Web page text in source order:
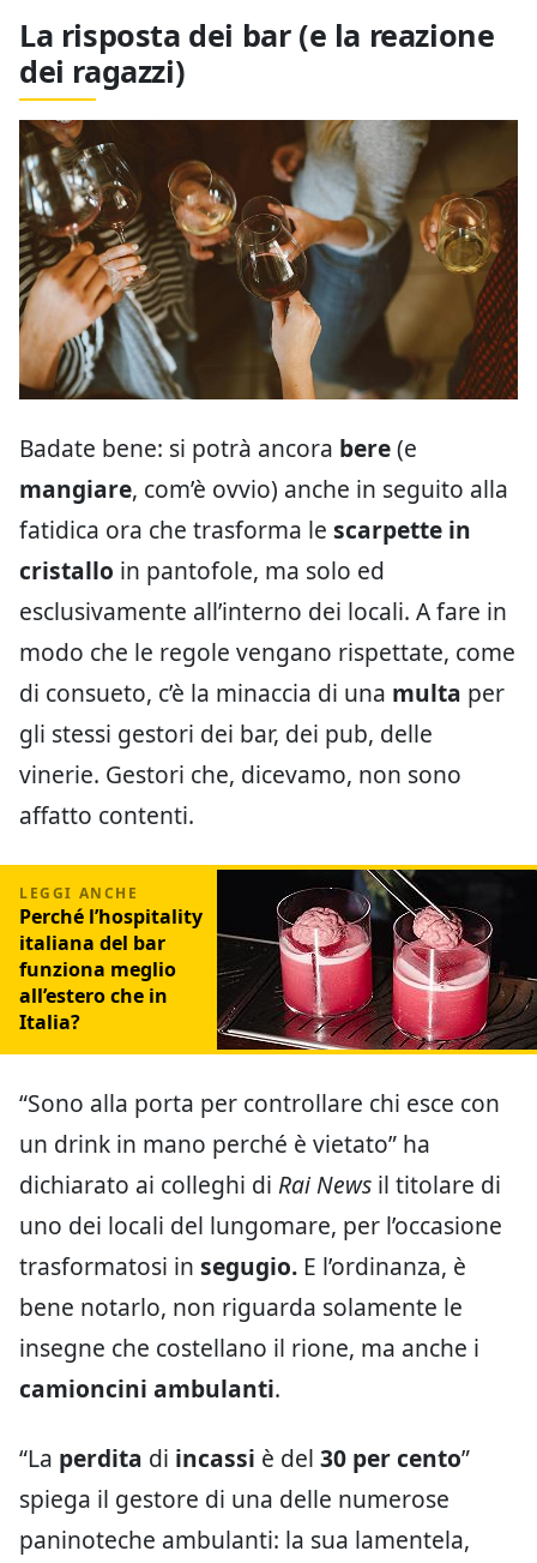
La risposta dei bar (e la reazione
dei ragazzi)
Badate bene: si potrà ancora bere(e
mangiare, com’è ovvio) anche in seguito alla
fatidica ora che trasforma le scarpette in
cristallo in pantofole, ma solo ed
esclusivamente all’interno dei locali. A fare in
modo che le regole vengano rispettate, come
di consueto, c’è la minaccia di una multa per
gli stessi gestori dei bar, dei pub, delle
vinerie. Gestori che, dicevamo, non sono
affatto contenti.
Perché l’hospitality
italiana del bar
funziona meglio
all’estero che in
Italia?
“Sono alla porta per controllare chi esce con
un drink in mano perché è vietato” ha
dichiarato ai colleghi di Rai News il titolare di
uno dei locali del lungomare, per l’occasione
trasformatosi in segugio. E l’ordinanza, è
bene notarlo, non riguarda solamente le
insegne che costellano il rione, ma anche i
camioncini ambulanti.
“La perdita di incassi è del 30 per cento”
spiega il gestore di una delle numerose
paninoteche ambulanti: la sua lamentela,